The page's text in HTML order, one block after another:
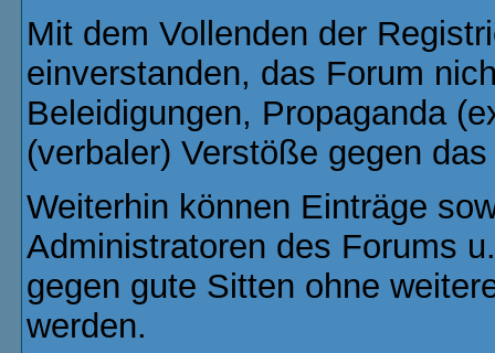
Mit dem Vollenden der
einverstanden, das Forum
Beleidigungen, Propaganda
(verbaler) Verstöße gegen
Weiterhin können Einträge
Administratoren des Forums
gegen gute Sitten ohne
werden.